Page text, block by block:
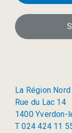
La Région
Rue du Lac 14
1400 Yverdon-
T 024 424 11